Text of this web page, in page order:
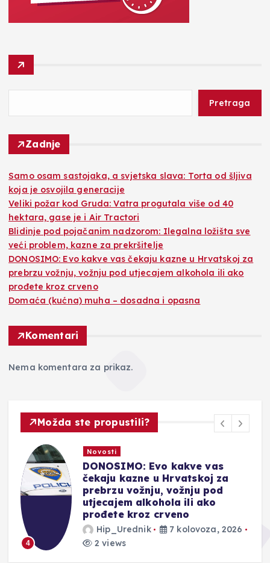
Pretraga
Zadnje
Samo osam sastojaka, a svjetska slava: Torta od šljiva
koja je osvojila generacije
Veliki požar kod Gruda: Vatra progutala više od 40
hektara, gase je i Air Tractori
Blidinje pod pojačanim nadzorom: Ilegalna ložišta sve
veći problem, kazne za prekršitelje
DONOSIMO: Evo kakve vas čekaju kazne u Hrvatskoj za
prebrzu vožnju, vožnju pod utjecajem alkohola ili ako
prođete kroz crveno
Domaća (kućna) muha – dosadna i opasna
Komentari
Nema komentara za prikaz.
Možda ste propustili?
4
Novosti
DONOSIMO: Evo kakve vas
čekaju kazne u Hrvatskoj za
prebrzu vožnju, vožnju pod
utjecajem alkohola ili ako
prođete kroz crveno
Hip_Urednik
7 kolovoza, 2026
2 views